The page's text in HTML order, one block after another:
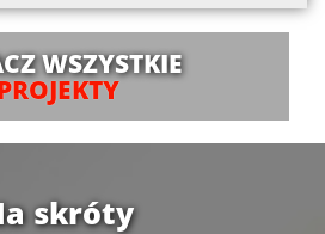
WSZYSTKIE
skróty